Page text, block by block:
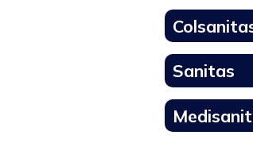
Sanitas